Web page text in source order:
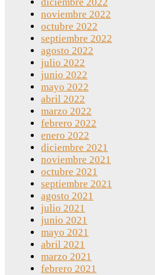
noviembre 2022
octubre 2022
septiembre 2022
agosto 2022
julio 2022
junio 2022
mayo 2022
abril 2022
marzo 2022
febrero 2022
enero 2022
diciembre 2021
noviembre 2021
octubre 2021
septiembre 2021
agosto 2021
julio 2021
junio 2021
mayo 2021
abril 2021
marzo 2021
febrero 2021